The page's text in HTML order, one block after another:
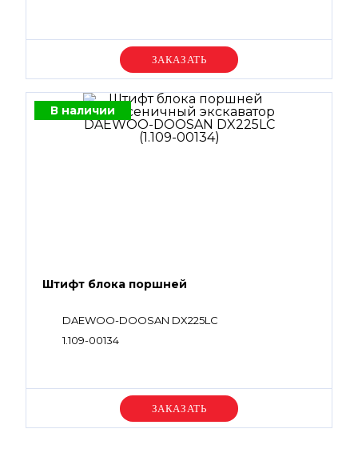
Уточняйте цену
В наличии
Штифт блока поршней
DAEWOO-DOOSAN DX225LC
1.109-00134
Уточняйте цену